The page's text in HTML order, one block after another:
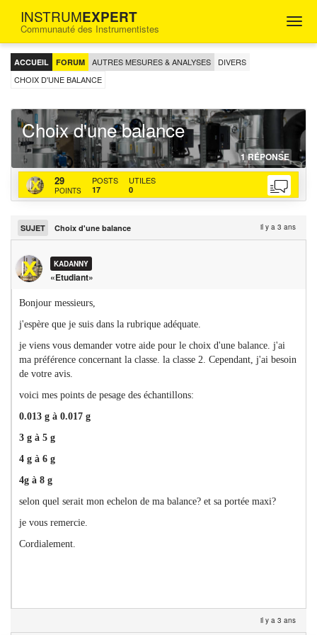
INSTRUMEXPERT
Communauté des Instrumentistes
FORUM
D'ENTRAIDE
POUR
LES
INSTRUMENTISTES
ACCUEIL FORUM AUTRES MESURES & ANALYSES
DIVERS
CHOIX D'UNE BALANCE
Choix d'une balance
1RÉPONSE
07-
03-
29
POINTS
POSTS
17
UTILES
0
SUJET Choix d'une balance il y a 3 ans
KADANNY
«Etudiant»
Bonjour messieurs,
j'espère que je suis dans la rubrique adéquate.
je viens vous demander votre aide pour le choix d'une balance. j'ai
ma préférence concernant la classe. la classe 2. Cependant, j'ai besoin
de votre avis.
voici mes points de pesage des échantillons:
0.013 g à 0.017 g
3 g à 5 g
4 g à 6 g
4g à 8 g
selon quel serait mon echelon de ma balance? et sa portée maxi?
je vous remercie.
Cordialement.
il y a 3 ans